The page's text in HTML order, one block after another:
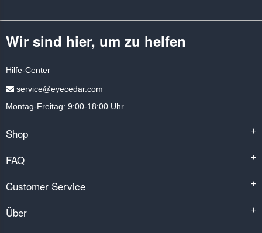
Wir sind hier, um zu helfen
Hilfe-Center
service@eyecedar.com
Montag-Freitag: 9:00-18:00 Uhr
Shop +
FAQ +
Customer Service +
Über +